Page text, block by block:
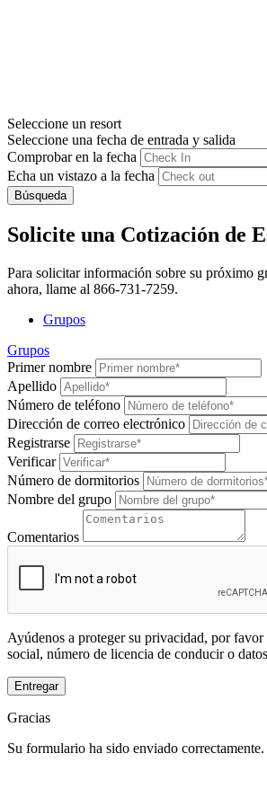
Seleccione un resort
Seleccione una fecha de entrada y salida
Comprobar en la fecha
Echa un vistazo a la fecha
Búsqueda
Solicite una Cotización de
Para solicitar información sobre su próximo
ahora, llame al 866-731-7259.
Grupos
Grupos
Primer nombre
Apellido
Número de teléfono
Dirección de correo electrónico
Registrarse
Verificar
Número de dormitorios
Nombre del grupo
Comentarios
Ayúdenos a proteger su privacidad, por
social, número de licencia de conducir o
Entregar
Gracias
Su formulario ha sido enviado correctamente.